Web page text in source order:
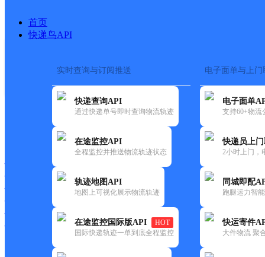
首页
快递鸟API
实时查询与订阅推送
快递查询API
通过快递单号即时查询物流轨迹
在途监控API
全程监控并推送物流轨迹状态
轨迹地图API
地图上可视化展示物流轨迹
在途监控国际版API
HOT
国际快递轨迹一单到底全程监控
电子面单与上门
电子面单
支持60+物流
快递员上
2小时上门，
同城即配
跑腿运力智
快运寄件
大件物流 聚
快递大全 > 快递网点
快递大全 快运大全